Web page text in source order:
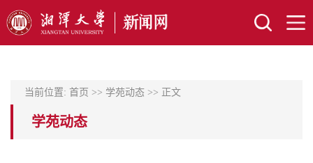
当前位置: 首页 >> 学苑动态 >> 正文
学苑动态